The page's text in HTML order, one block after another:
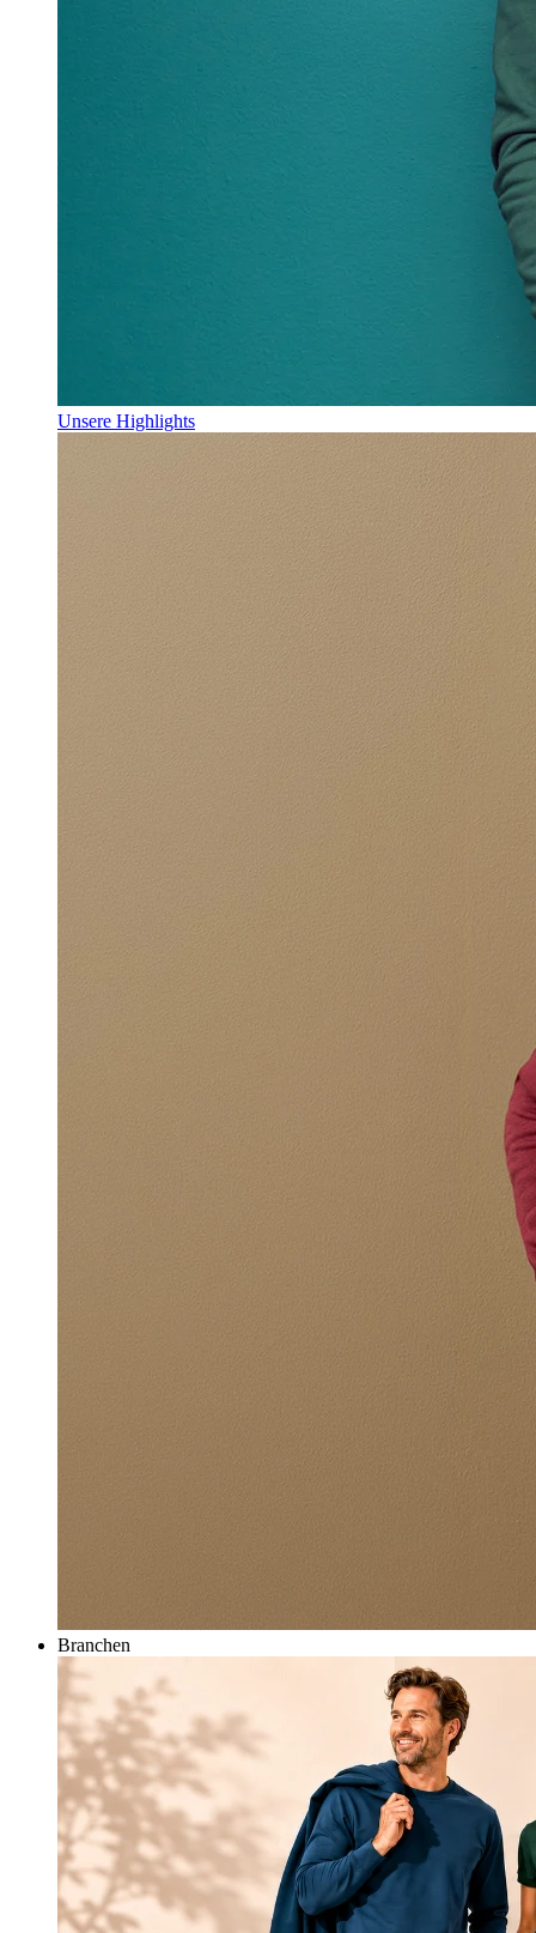
Unsere Highlights
Branchen